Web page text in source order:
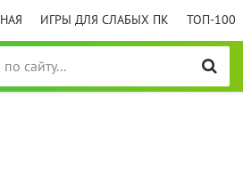
ИГРЫ ДЛЯ СЛАБЫХ ПК ТОП-100